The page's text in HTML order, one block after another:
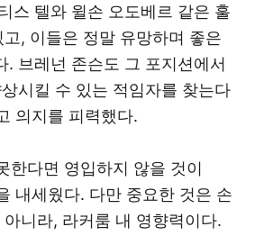
스 텔와 윌손 오도베르 같은 훌
, 이들은 정말 유망하며 좋은
. 브레넌 존슨도 그 포지션에서
시킬 수 있는 적임자를 찾는다
의지를 피력했다.
한다면 영입하지 않을 것이
내세웠다. 다만 중요한 것은 손
니라, 라커룸 내 영향력이다.